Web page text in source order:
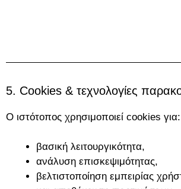
5. Cookies & τεχνολογίες
Ο ιστότοπος χρησιμοποιεί cookies για:
βασική λειτουργικότητα,
ανάλυση επισκεψιμότητας,
βελτιστοποίηση εμπειρίας